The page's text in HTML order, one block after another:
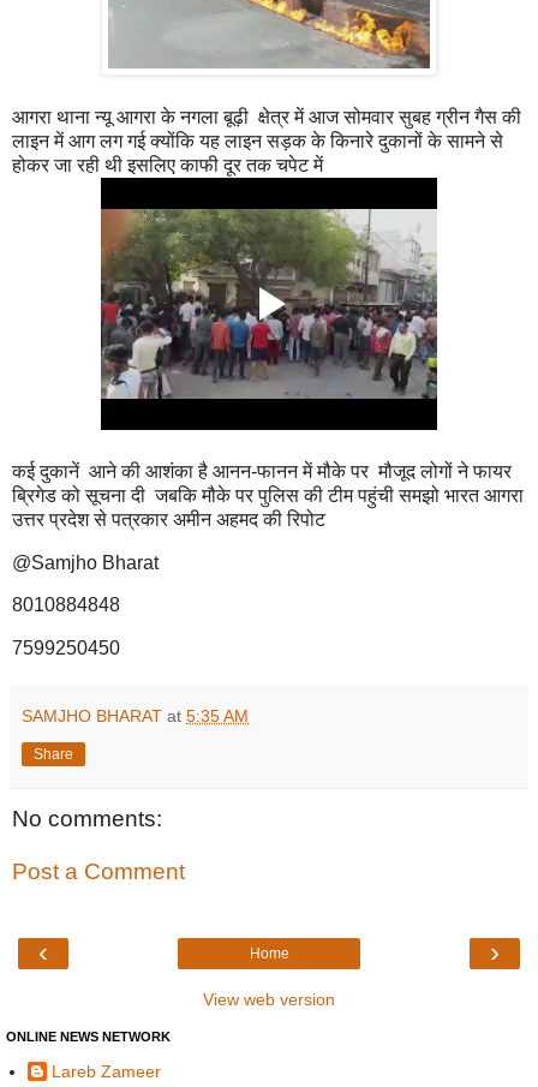
आगरा थाना न्यू आगरा के नगला बूढ़ी क्षेत्र में आज सोमवार सुबह ग्रीन गैस की
लाइन में आग लग गई क्योंकि यह लाइन सड़क के किनारे दुकानों के सामने से
होकर जा रही थी इसलिए काफी दूर तक चपेट में
कई दुकानें आने की आशंका है आनन-फानन में मौके पर मौजूद लोगों ने फायर
ब्रिगेड को सूचना दी जबकि मौके पर पुलिस की टीम पहुंची समझो भारत आगरा
उत्तर प्रदेश से पत्रकार अमीन अहमद की रिपोट
@Samjho Bharat
8010884848
7599250450
SAMJHO BHARAT at 5:35 AM
Share
No comments:
Post a Comment
‹ ›
Home
View web version
ONLINE NEWS NETWORK
Lareb Zameer